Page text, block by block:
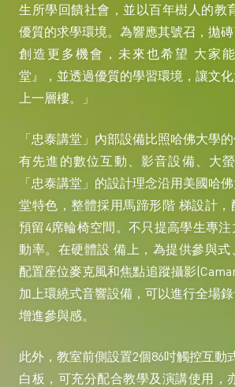
生所學回饋社會，並以百年樹人的教
優質的求學環境。為響應其號召，拋
創造更多機會，未來也希望 大家
堂』，並透過優質的學習環境，讓文
上一層樓。」
「忠泰講堂」內部設備比照哈佛大學
有先進的數位互動、影音設備、大
「忠泰講堂」的設計理念沿用美國哈
堂特色，整體採用馬蹄形階 梯設計，
預留4席輪椅空間。不只提高學生專
動率。在硬體設 備上，為提供參與式
配置座位麥克風和焦點追蹤攝影
加上環繞式音響設備，可以進行全場
增進參與感。
此外，教室前側設置2個86吋觸控互動
白板，可充分配合教學及演講使用，